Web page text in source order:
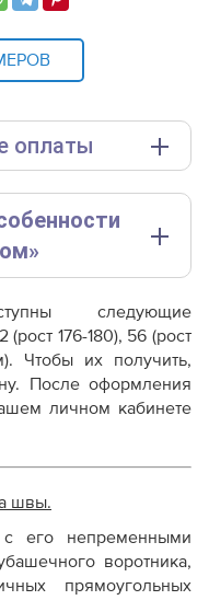
оплаты
принтере A4 или
810мм в зависимости
выкройку по росту
пожалуйста,
от наших
рынка)
следующие
(рост 176-180), 56 (рост
Чтобы их получить,
После оформления
личном кабинете
швы.
с его непременными
воротника,
прямоугольных